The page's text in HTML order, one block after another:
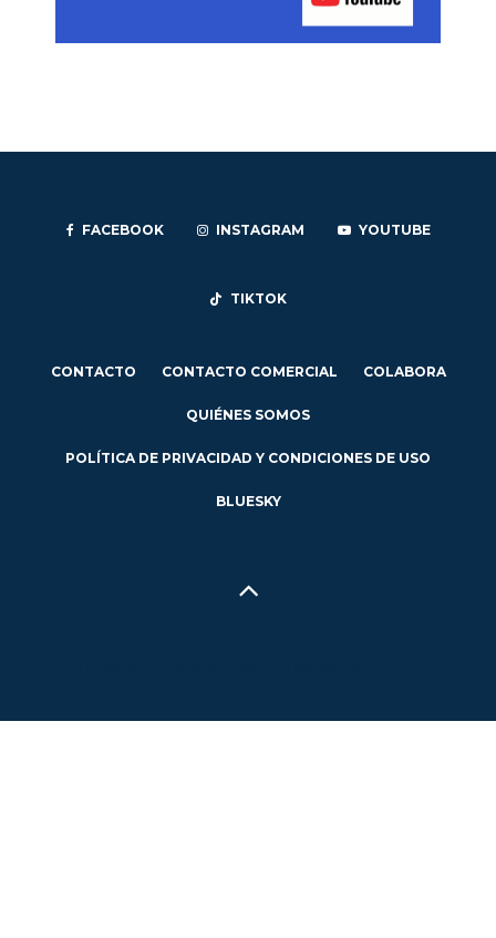
FACEBOOK INSTAGRAM YOUTUBE
TIKTOK
CONTACTO CONTACTO COMERCIAL COLABORA
QUIÉNES SOMOS
POLÍTICA DE PRIVACIDAD Y CONDICIONES DE USO
BLUESKY